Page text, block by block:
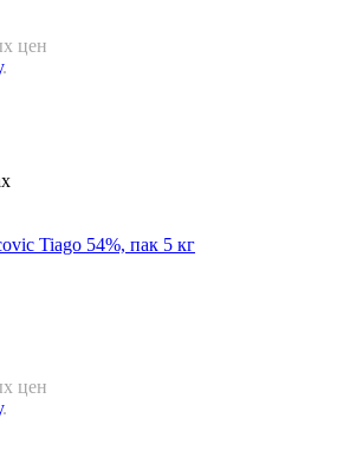
цен
.
Tiago 54%, пак 5 кг
цен
.